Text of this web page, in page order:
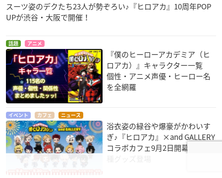
スーツ姿のデクたち23人が勢ぞろい♪『ヒロアカ』10周年POP
UPが渋谷・大阪で開催！
話題 アニメ
『僕のヒーローアカデミア（ヒ
ロアカ）』キャラクター一覧
個性・アニメ声優・ヒーロー名
を全網羅
イベント カフェ ニュース
浴衣姿の緑谷や爆豪がかわいす
ぎ♪『ヒロアカ』×and GALLERY
コラボカフェ9月2日開幕！全23